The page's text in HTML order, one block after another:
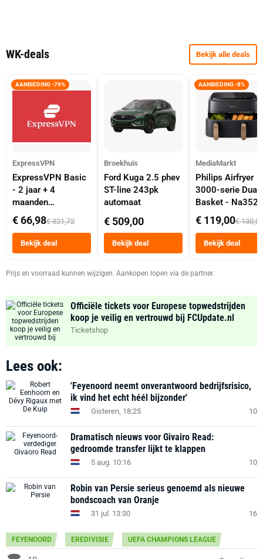
WK-deals Bekijk alle deals
AANBIEDING -79%
ExpressVPN
ExpressVPN Basic
- 2 jaar + 4
maanden
abonnement
€ 66,98€ 321,72
Bekijk deal
Broekhuis
Ford Kuga 2.5 phev
ST-line 243pk
automaat
€ 509,00
Bekijk deal
AANBIEDING -8%
MediaMarkt
Philips Airfryer
3000-serie Dual
Basket -
Dubbele Mand 9
Tot 6 Personen
Heteluchtfriteuse
Zwart
€ 119,00€ 130,00
Bekijk deal
Prijs en voorraad kunnen wijzigen. Aankopen lopen via de partner.
Officiële tickets voor Europese topwedstrijden
koop je veilig en vertrouwd bij FCUpdate.nl
Ticketshop
Lees ook:
'Feyenoord neemt onverantwoord bedrijfsrisico,
ik vind het echt héél bijzonder'
Gisteren, 18:25 10
Dramatisch nieuws voor Givairo Read:
gedroomde transfer lijkt te klappen
5 aug. 10:16 10
Robin van Persie serieus genoemd als nieuwe
bondscoach van Oranje
31 jul. 13:30 16
FEYENOORD EREDIVISIE UEFA CHAMPIONS LEAGUE